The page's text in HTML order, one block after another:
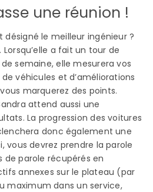
une réunion !
le meilleur ingénieur ?
Lorsqu’elle a fait un tour de
semaine, elle mesurera vos
véhicules et d’améliorations
marquerez des points.
attend aussi une
La progression des voitures
donc également une
vous devrez prendre la parole
de parole récupérés en
annexes sur le plateau (par
maximum dans un service,